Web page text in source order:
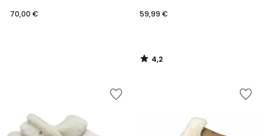
70,00 €
59,99 €
4,2
/